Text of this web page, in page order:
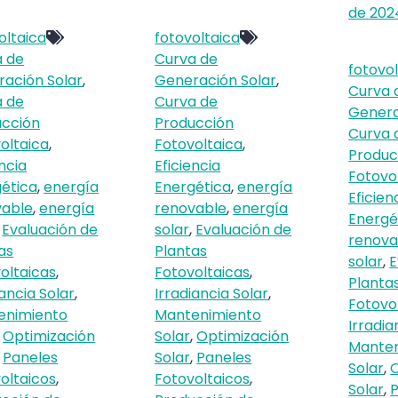
de
Solar,
de
,
,energía
,energía
Evaluación de
,
Solar,
Optimización
Paneles
,
fotovoltaica
Curva de
Generación Solar,
Curva de
Producción
Fotovoltaica,
Eficiencia
Energética,energía
renovable,energía
solar, Evaluación de
Plantas
Fotovoltaicas,
Irradiancia Solar,
Mantenimiento
Solar,Optimización
Solar, Paneles
Fotovoltaicos,
de
Curva
Curva
solar,
Solar,
Solar,